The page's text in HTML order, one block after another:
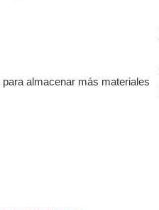
almacenar más materiales